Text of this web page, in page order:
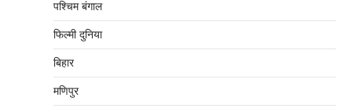
पश्चिम बंगाल
फिल्मी दुनिया
बिहार
मणिपुर